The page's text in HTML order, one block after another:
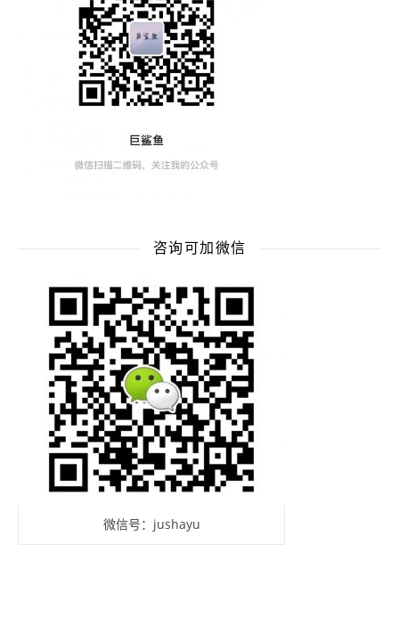
咨询可加微信
微信号：jushayu